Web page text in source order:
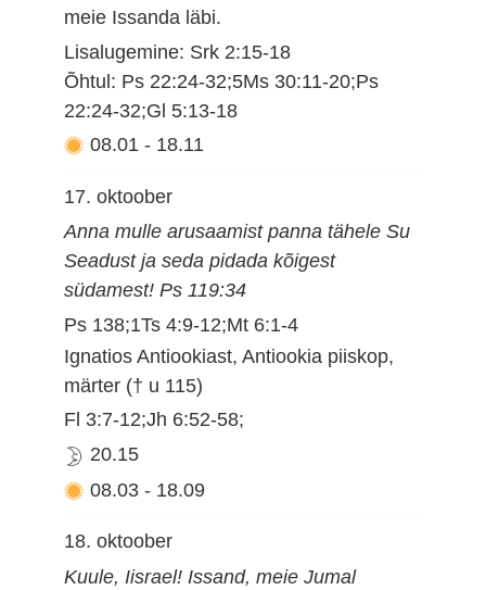
meie Issanda läbi.
Lisalugemine: Srk 2:15-18
Õhtul: Ps 22:24-32;5Ms 30:11-20;Ps
22:24-32;Gl 5:13-18
08.01 - 18.11
17. oktoober
Anna mulle arusaamist panna tähele Su
Seadust ja seda pidada kõigest
südamest! Ps 119:34
Ps 138;1Ts 4:9-12;Mt 6:1-4
Ignatios Antiookiast, Antiookia piiskop,
märter († u 115)
Fl 3:7-12;Jh 6:52-58;
20.15
08.03 - 18.09
18. oktoober
Kuule, Iisrael! Issand, meie Jumal